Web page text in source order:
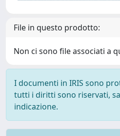
File in questo prodotto:
Non ci sono file associati a
I documenti in IRIS sono
tutti i diritti sono riservati,
indicazione.